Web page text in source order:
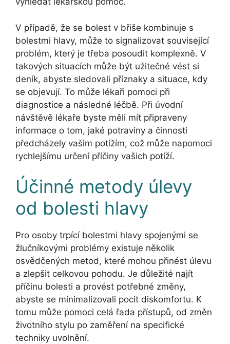
V případě, že se bolest v břiše kombinuje s
bolestmi hlavy, může to signalizovat související
problém, který je třeba posoudit komplexně. V
takových situacích může být užitečné vést si
deník, abyste sledovali příznaky a situace, kdy
se objevují. To může lékaři pomoci při
diagnostice a následné léčbě. Při úvodní
návštěvě lékaře byste měli mít připraveny
informace o tom, jaké potraviny a činnosti
předcházely vašim potížím, což může napomoci
rychlejšímu určení příčiny vašich potíží.
Účinné metody úlevy
od bolesti hlavy
Pro osoby trpící bolestmi hlavy spojenými se
žlučníkovými problémy existuje několik
osvědčených metod, které mohou přinést úlevu
a zlepšit celkovou pohodu. Je důležité najít
příčinu bolesti a provést potřebné změny,
abyste se minimalizovali pocit diskomfortu. K
tomu může pomoci celá řada přístupů, od změn
životního stylu po zaměření na specifické
techniky uvolnění.